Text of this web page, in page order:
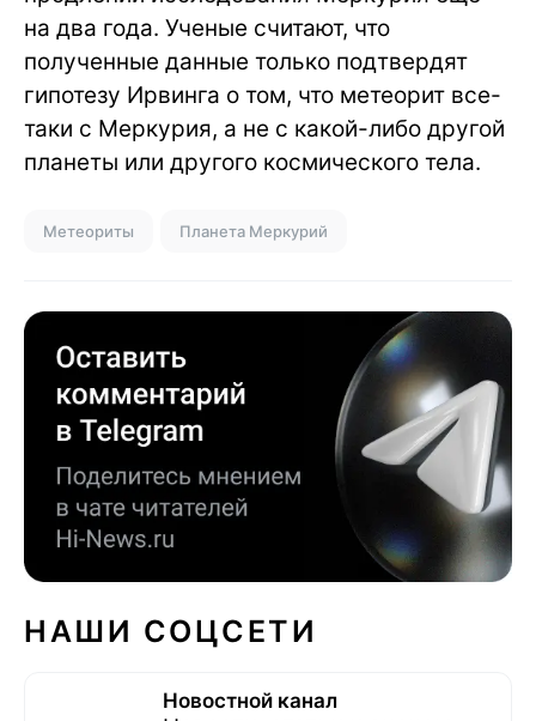
на два года. Ученые считают, что
полученные данные только подтвердят
гипотезу Ирвинга о том, что метеорит все-
таки с Меркурия, а не с какой-либо другой
планеты или другого космического тела.
Метеориты Планета Меркурий
НАШИ СОЦСЕТИ
Новостной канал